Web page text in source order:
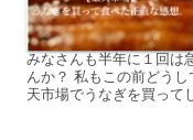
みなさんも半年に１回は
んか？ 私もこの前どう
天市場でうなぎを買って